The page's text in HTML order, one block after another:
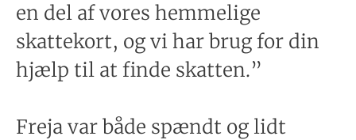
en del af vores hemmelige
skattekort, og vi har brug for din
hjælp til at finde skatten.”
Freja var både spændt og lidt